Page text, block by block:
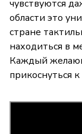
чувствуются
области это
стране
находиться в
Каждый
прикоснуться к